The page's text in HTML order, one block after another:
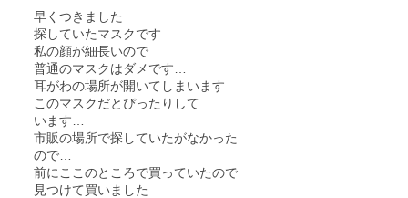
早くつきました
探していたマスクです
私の顔が細長いので
普通のマスクはダメです…
耳がわの場所が開いてしまいます
このマスクだとぴったりして
います…
市販の場所で探していたがなかった
ので…
前にここのところで買っていたので
見つけて買いました